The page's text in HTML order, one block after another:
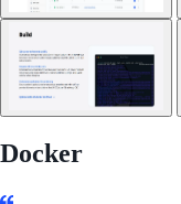
Docker